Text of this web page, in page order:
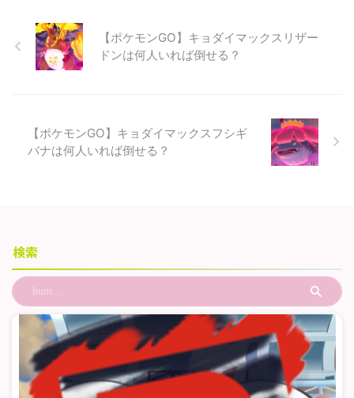
【ポケモンGO】キョダイマックスリザー
ドンは何人いれば倒せる？
【ポケモンGO】キョダイマックスフシギ
バナは何人いれば倒せる？
検索